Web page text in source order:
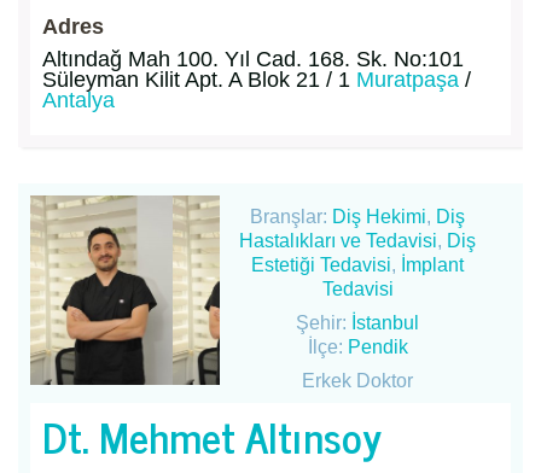
Adres
Altındağ Mah 100. Yıl Cad. 168. Sk. No:101
Süleyman Kilit Apt. A Blok 21 / 1 Muratpaşa /
Antalya
Branşlar: Diş Hekimi, Diş
Hastalıkları ve Tedavisi, Diş
Estetiği Tedavisi, İmplant
Tedavisi
Şehir: İstanbul
İlçe: Pendik
Erkek Doktor
Dt. Mehmet Altınsoy